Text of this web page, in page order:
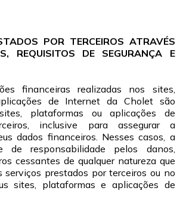
POR TERCEIROS ATRAVÉS
REQUISITOS DE SEGURANÇA E
financeiras realizadas nos sites,
de Internet da Cholet são
plataformas ou aplicações de
inclusive para assegurar a
dados financeiros. Nesses casos, a
de responsabilidade pelos danos,
cessantes de qualquer natureza que
serviços prestados por terceiros ou no
sites, plataformas e aplicações de